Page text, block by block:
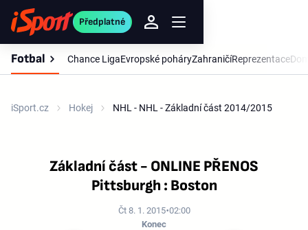
Předplatné
Fotbal Chance LigaEvropské poháryZahraničíReprezentace
iSport.cz Hokej NHL - NHL - Základní část 2014/2015
Základní část - ONLINE PŘENOS
Pittsburgh : Boston
Čt 8. 1. 2015 02:00
Konec